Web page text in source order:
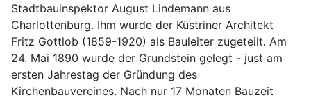
Stadtbauinspektor August Lindemann aus
Charlottenburg. Ihm wurde der Küstriner Architekt
Fritz Gottlob (1859-1920) als Bauleiter zugeteilt. Am
24. Mai 1890 wurde der Grundstein gelegt - just am
ersten Jahrestag der Gründung des
Kirchenbauvereines. Nach nur 17 Monaten Bauzeit